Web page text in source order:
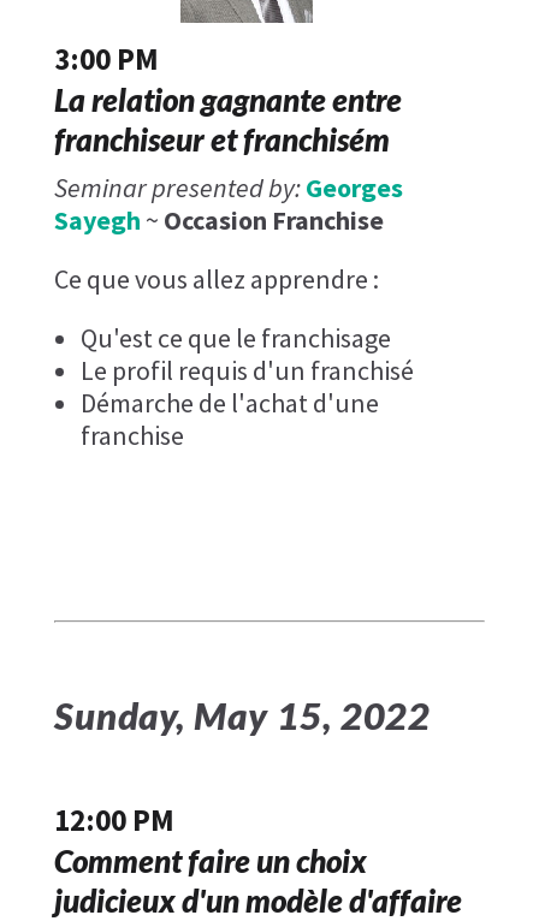
3:00 PM
La relation gagnante entre
franchiseur et franchisém
Seminar presented by:Georges
Sayegh ~ Occasion Franchise
Ce que vous allez apprendre :
Qu'est ce que le franchisage
Le profil requis d'un franchisé
Démarche de l'achat d'une
franchise
Sunday, May 15, 2022
12:00 PM
Comment faire un choix
judicieux d'un modèle d'affaire